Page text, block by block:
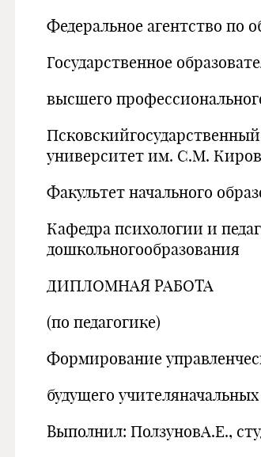
Федеральное агентство по
Государственное
высшего
университет им. С.М.
Факультет начального
Кафедра психологии и
дошкольногообразования
ДИПЛОМНАЯ РАБОТА
(по педагогике)
Формирование
будущего
Выполнил: ПолзуновА.Е.,